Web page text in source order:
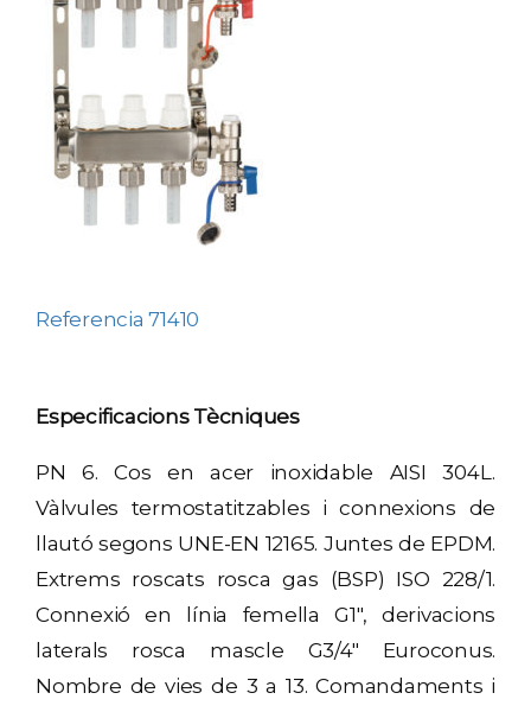
Referencia 71410
Especificacions Tècniques
PN 6. Cos en acer inoxidable AISI 304L.
Vàlvules termostatitzables i connexions de
llautó segons UNE-EN 12165. Juntes de EPDM.
Extrems roscats rosca gas (BSP) ISO 228/1.
Connexió en línia femella G1″, derivacions
laterals rosca mascle G3/4″ Euroconus.
Nombre de vies de 3 a 13. Comandaments i